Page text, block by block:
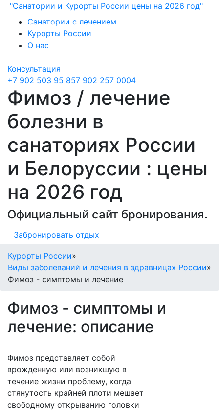
"Санатории и Курорты России цены на 2026 год"
Санатории с лечением
Курорты России
О нас
Консультация
+7 902 503 95 857 902 257 0004
Фимоз / лечение
болезни в
санаториях России
и Белоруссии : цены
на 2026 год
Официальный сайт бронирования.
Забронировать отдых
Курорты России»
Виды заболеваний и лечения в здравницах России»
Фимоз - симптомы и лечение
Фимоз - симптомы и
лечение: описание
Фимоз представляет собой
врожденную или возникшую в
течение жизни проблему, когда
стянутость крайней плоти мешает
свободному открыванию головки